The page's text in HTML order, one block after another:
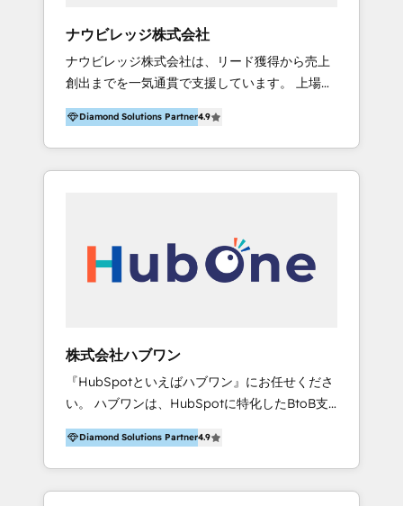
ら、GTMの見える化・自動化まで。全Hub統合
運用、データ品質設計、グループ横断のCRM統
合に対応します。 2️⃣ AIエージェント組織構築
営業・マーケティング業務の一部をAIが自律実
行する組織への移行を設計・実装。Breeze・
Claude等をHubSpotと連携させ、役割定義・運
用ルール・成果指標まで含めて設計します。 3️⃣
PMOとして主導。「設定の代行ではなく、設計
の責任」を引き受け、部門横断の統合・浸透・
変革管理を実行します。 ▸ CMS戦略設計・構
Hubで一体提供。 ▸ 既存CRM・MAからの移行
支援：Salesforce・Marketo・Pardot等からの
移行、カスタム設計、履歴データ移行と活用設
計まで。 ▸ AEO対応：ChatGPT・Perplexity等
のAI検索からの流入・引用を前提にコンテンツ
HubSpotアワード受賞・HUGリーダー ✓
ナウビレッジ株式会社
ナウビレッジ株式会社は、リード獲得から売上
創出までを一気通貫で支援しています。 上場企
業からスタートアップ企業まで業界業種問わ
ず、 マーケティング支援、HubSpot導入・運用
支援を通じて事業成長を支援してきました。 ＝
ナウビレッジとは？＝＝＝＝＝＝＝＝ ・マーケ
・HubSpot専門メディア「Marketing Spot」を
運営 ・HubSpotの導入/運用/開発 ＝サービス
紹介＝＝＝＝＝＝＝＝＝＝＝ ■HubSpot導入支
援サービス HubSpot運用を「定着化したい」
「もっと使い倒したい」をサポートします。 ア
カウント全体の改善アドバイジングやマニュア
ル作成、フロー整理だけでなく、メルマガ運用
やワークフロー設定など一部の業務を切り分け
ることも可能です。 ■HubSpot機能開発 お客様
が必要とする機能をHubSpotに実装します。
Diamond Solutions Partner4.9
株式会社ハブワン
『HubSpotといえばハブワン』にお任せくださ
い。 ハブワンは、HubSpotに特化したBtoB支
援会社です。 ノーコードCMS構築、CRM／MA
／SFAの設計・運用、他システムAPI連携・開
発、営業定着支援、カスタマーサクセス体制の
設計まで、ワンストップ完結できる支援体制を
Diamond Solutions Partner4.9